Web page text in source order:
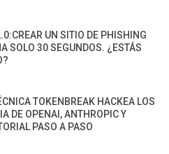
UN SITIO DE PHISHING
SOLO 30 SEGUNDOS. ¿ESTÁS
TOKENBREAK HACKEA LOS
DE OPENAI, ANTHROPIC Y
PASO A PASO